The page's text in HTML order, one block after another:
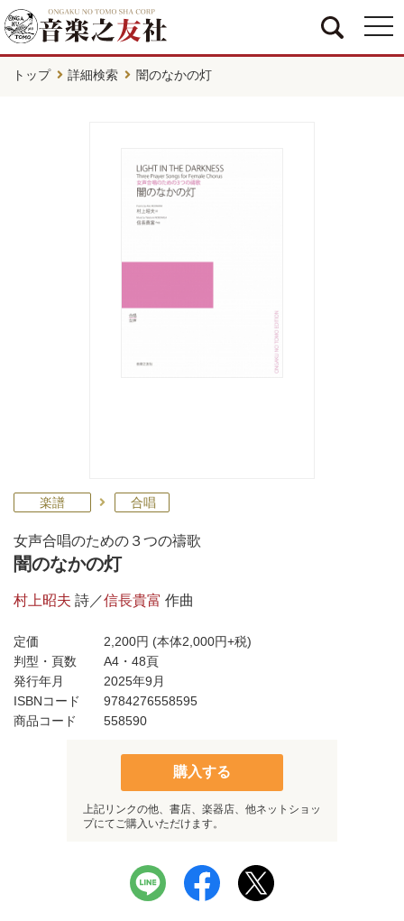
トップ 詳細検索 闇のなかの灯
楽譜 合唱
女声合唱のための３つの禱歌
闇のなかの灯
村上昭夫 詩／信長貴富 作曲
定価 2,200円 (本体2,000円+税)
判型・頁数
A4・48頁
発行年月
2025年9月
ISBNコード
9784276558595
商品コード
558590
購入する
上記リンクの他、書店、楽器店、他ネットショッ
プにてご購入いただけます。